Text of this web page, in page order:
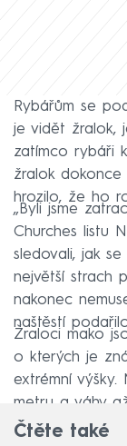
Rybářům se
je vidět žralok,
zatímco rybáři
žralok
hrozilo, že ho
„Byli jsme
Churches listu
sledovali, jak
největší strach
nakonec
naštěstí
Žraloci mako
o kterých je
extrémní
metru a váhy
Čtěte také